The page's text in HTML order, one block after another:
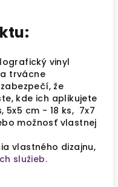
vinyl
trvácne
že
kde ich aplikujete
5x5 cm - 18 ks, 7x7
možnosť vlastnej
vlastného dizajnu,
služieb.